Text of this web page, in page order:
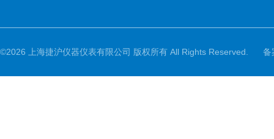
©2026 上海捷沪仪器仪表有限公司 版权所有 All Rights Reserved. 备